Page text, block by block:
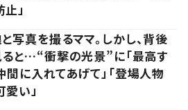
」
写真を撮るママ。しかし、背後
ると…“衝撃の光景”に「最高す
間に入れてあげて」「登場人物
い」